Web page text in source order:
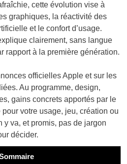
cette évolution vise à
graphiques, la réactivité des
et le confort d’usage.
clairement, sans langue
rapport à la première génération.
officielles Apple et sur les
Au programme, design,
gains concrets apportés par le
votre usage, jeu, création ou
y va, et promis, pas de jargon
décider.